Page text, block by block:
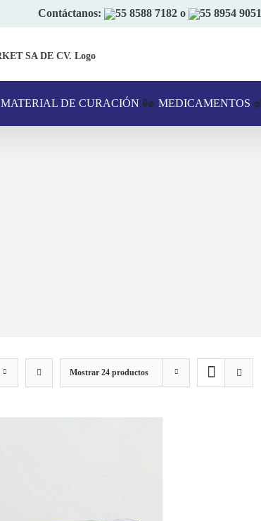
Contáctanos: 55 8588 7182o 55 8954 9051
MATERIAL DE CURACIÓN MEDICAMENTOS
Mostrar 24 productos